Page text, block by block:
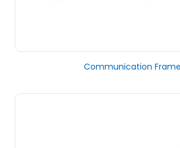
Communication Frame